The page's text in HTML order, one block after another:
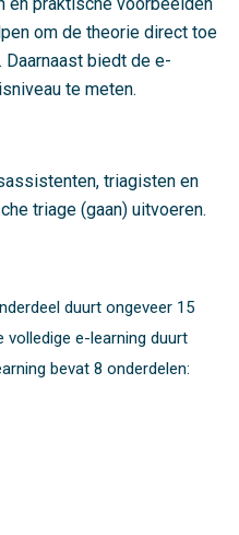
om de theorie direct toe
biedt de e-
te meten.
triagisten en
triage (gaan) uitvoeren.
duurt ongeveer 15
volledige e-learning duurt
bevat 8 onderdelen: